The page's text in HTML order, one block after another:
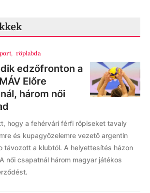
, röplabda
edzőfronton a
Előre
három női
hogy a fehérvári férfi röpiseket tavaly
és kupagyőzelemre vezető argentin
távozott a klubtól. A helyettesítés házon
női csapatnál három magyar játékos